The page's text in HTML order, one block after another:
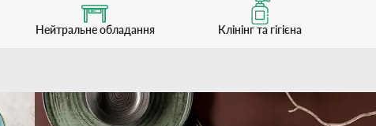
Нейтральне обладання Клінінг та гігієна